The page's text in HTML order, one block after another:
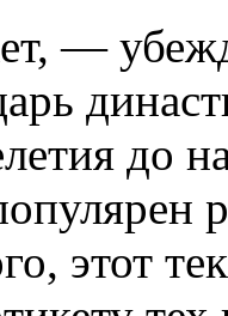
—
до
этот